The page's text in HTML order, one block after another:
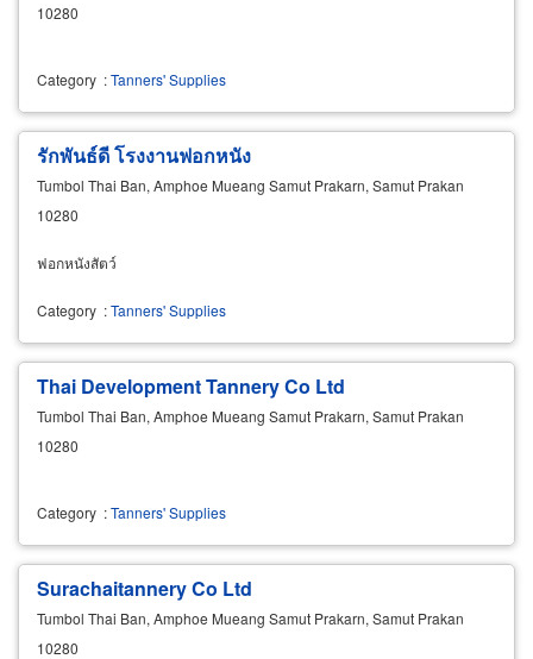
10280
Category :Tanners' Supplies
รักพันธ์ดี โรงงานฟอกหนัง
Tumbol Thai Ban, Amphoe Mueang Samut Prakarn, Samut Prakan
10280
ฟอกหนังสัตว์
Category :Tanners' Supplies
Thai Development Tannery Co Ltd
Tumbol Thai Ban, Amphoe Mueang Samut Prakarn, Samut Prakan
10280
Category :Tanners' Supplies
Surachaitannery Co Ltd
Tumbol Thai Ban, Amphoe Mueang Samut Prakarn, Samut Prakan
10280